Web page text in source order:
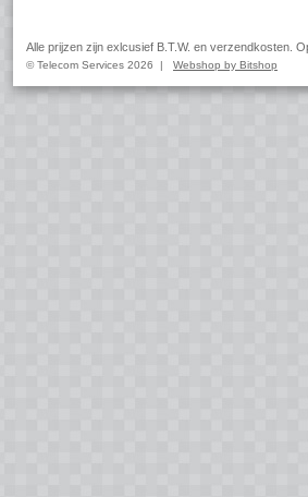
Alle prijzen zijn exlcusief B.T.W. en verzendkosten.
© Telecom Services 2026 | Webshop by Bitshop